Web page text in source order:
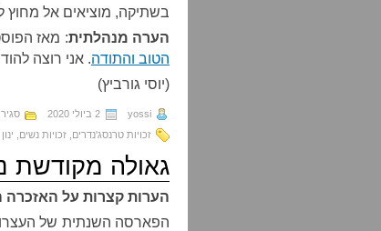
בשתיקה, מוציאים אל מחוץ
הערה מנהלתית: מאז
הטוב והתודה. אני רוצה
(יוסי גורביץ)
yossi 2 ביולי 2020
זכויות טרנסג'נדרים זכויות נשים
גאולה מקודשת
הערות קצרות על האזכרה
הפארסה השנתית של